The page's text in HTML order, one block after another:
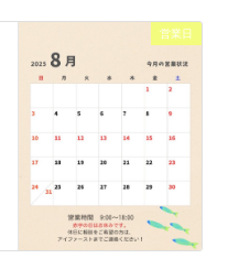
営業日